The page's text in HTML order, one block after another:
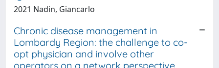
2021 Nadin, Giancarlo
Chronic disease management in
Lombardy Region: the challenge to co-
opt physician and involve other
operators on a network perspective